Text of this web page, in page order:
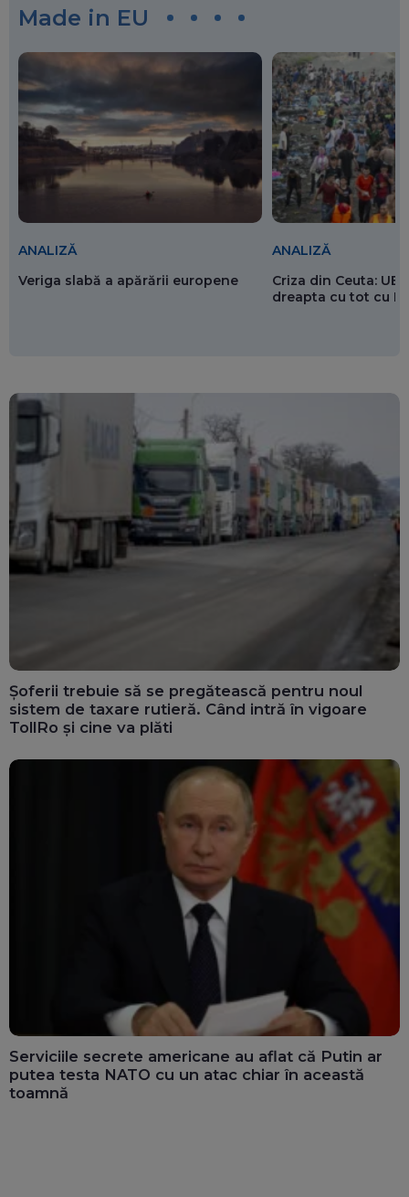
Made in EU
ANALIZĂ
Veriga slabă a apărării europene
ANALIZĂ
Criza din Ceuta: UE
dreapta cu tot cu
Șoferii trebuie să se pregătească pentru noul
sistem de taxare rutieră. Când intră în vigoare
TollRo și cine va plăti
Serviciile secrete americane au aflat că Putin ar
putea testa NATO cu un atac chiar în această
toamnă